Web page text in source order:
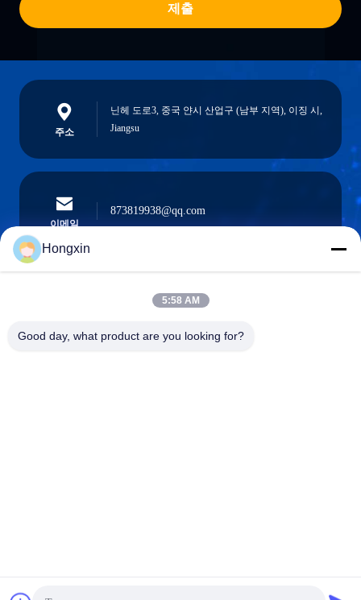
제출
주소
닌헤 도로3, 중국 얀시 산업구 (남부 지역), 이징 시,
Jiangsu
이메일
873819938@qq.com
0086-510-13601538657
Hongxin
5:58 AM
Good day, what product are you looking for?